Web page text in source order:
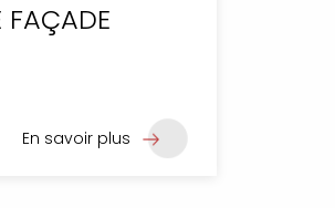
FAÇADE
En savoir plus